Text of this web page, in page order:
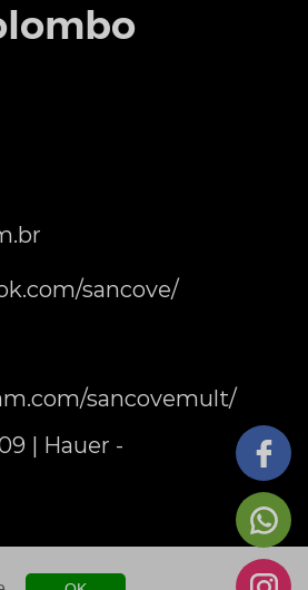
sancove/
sancovemult/
| Hauer -